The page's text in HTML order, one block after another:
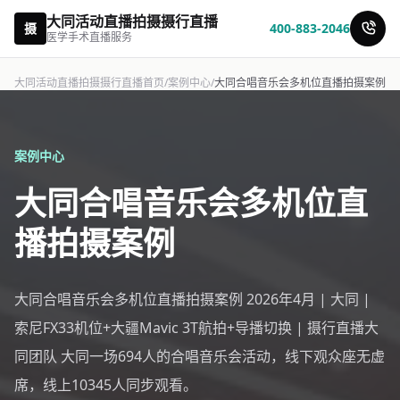
摄 大同活动直播拍摄摄行直播
医学手术直播服务
400-883-2046
大同活动直播拍摄摄行直播首页/案例中心/大同合唱音乐会多机位直播拍摄案例
案例中心
大同合唱音乐会多机位直
播拍摄案例
大同合唱音乐会多机位直播拍摄案例 2026年4月 | 大同 |
索尼FX33机位+大疆Mavic 3T航拍+导播切换 | 摄行直播大
同团队 大同一场694人的合唱音乐会活动，线下观众座无虚
席，线上10345人同步观看。